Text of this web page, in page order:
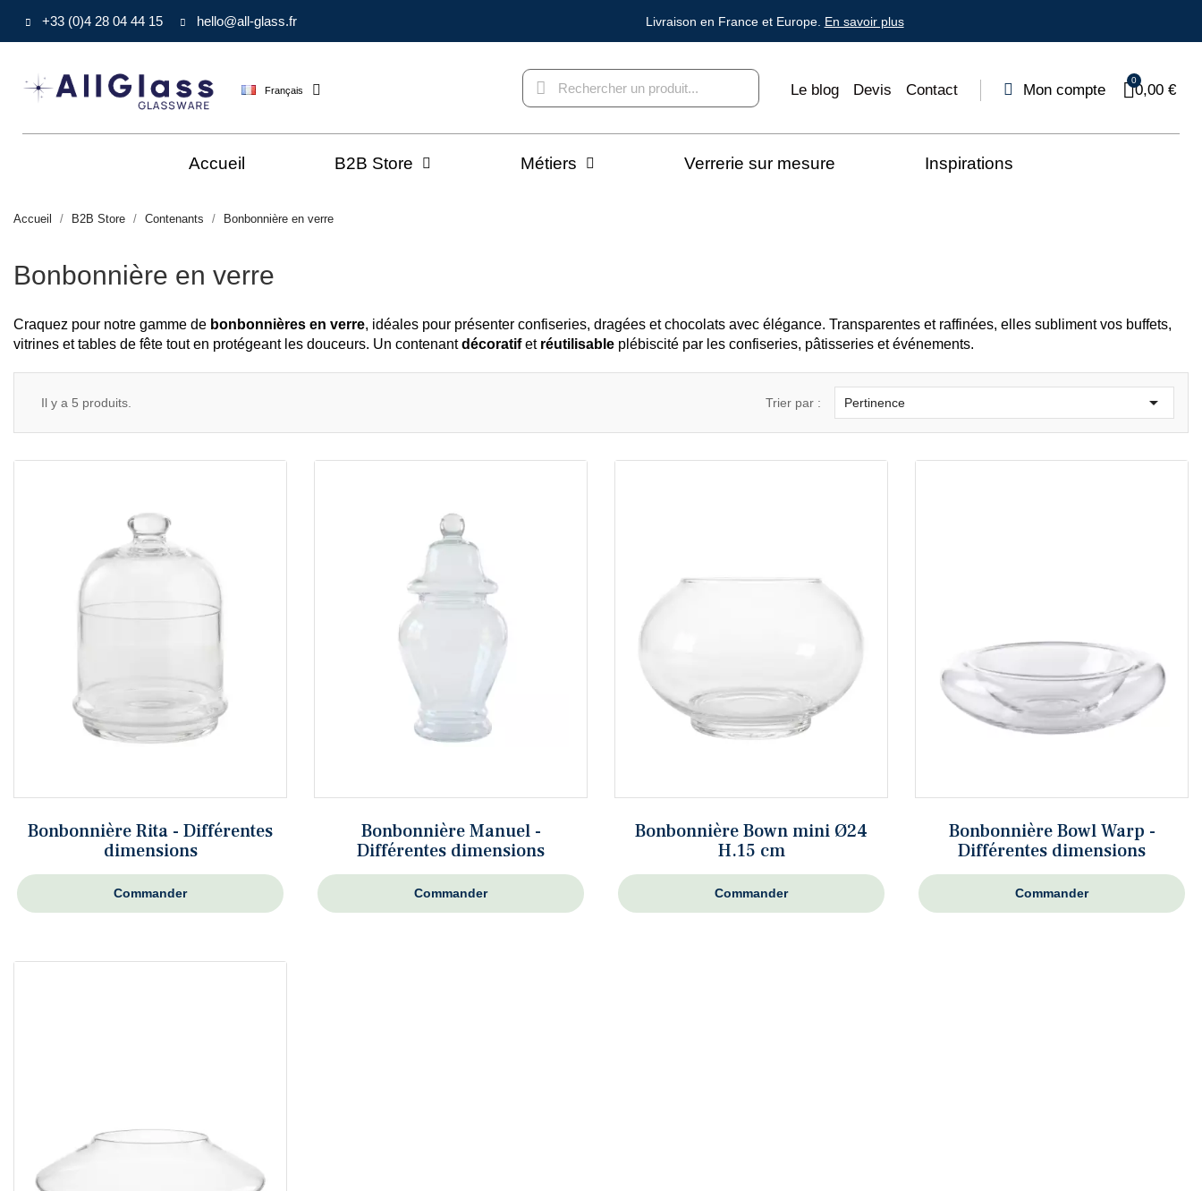
+33 (0)4 28 04 44 15 hello@all-glass.fr Livraison en France et Europe. En savoir plus
Français Le blog Devis Contact Mon compte 0,00 €
Accueil B2B Store Métiers Verrerie sur mesure Inspirations
Accueil B2B Store Contenants Bonbonnière en verre
Bonbonnière en verre
Craquez pour notre gamme de bonbonnières en verre, idéales pour présenter confiseries, dragées et chocolats avec élégance. Transparentes et raffinées, elles subliment vos buffets,
vitrines et tables de fête tout en protégeant les douceurs. Un contenantdécoratifet réutilisable plébiscité par les confiseries, pâtisseries et événements.
Il y a 5 produits. Trier par : Pertinence 
Bonbonnière Rita - Différentes
dimensions
Commander
Bonbonnière Manuel -
Différentes dimensions
Commander
Bonbonnière Bown mini Ø24
H.15 cm
Commander
Bonbonnière Bowl Warp -
Différentes dimensions
Commander